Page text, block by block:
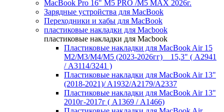
MacBook Pro 16" M5 PRO /M5 MAX 2026г.
Зарядные устройства для MacBook
Переходники и хабы для MacBook
пластиковые накладки для Macbook
пластиковые накладки для Macbook
Пластиковые накладки для MacBook Air 15
M2/M3/M4/M5 (2023-2026гг) _ 15,3" ( А2941
/ А3114/3241 )
Пластиковые накладки для MacBook Air 13"
(2018-2021)/ A1932/A2179/A2337
Пластиковые накладки для MacBook Air 13"
2010г-2017г ( А1369 / А1466)